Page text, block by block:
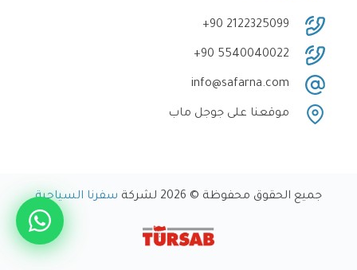
‎+90 2122325099
‎+90 5540040022
info@safarna.com
موقعنا على جوجل ماب
جميع الحقوق محفوظة © 2026 لشركة سفرنا السياحية